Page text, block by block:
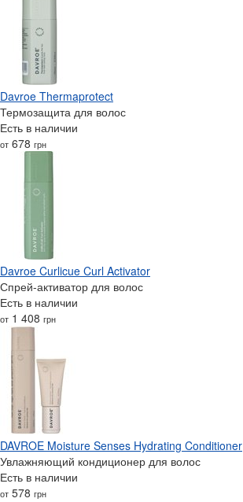
Davroe Thermaprotect
Термозащита для волос
Есть в наличии
от 678 грн
Davroe Curlicue Curl Activator
Спрей-активатор для волос
Есть в наличии
от 1 408 грн
DAVROE Moisture Senses Hydrating Conditioner
Увлажняющий кондиционер для волос
Есть в наличии
от 578 грн